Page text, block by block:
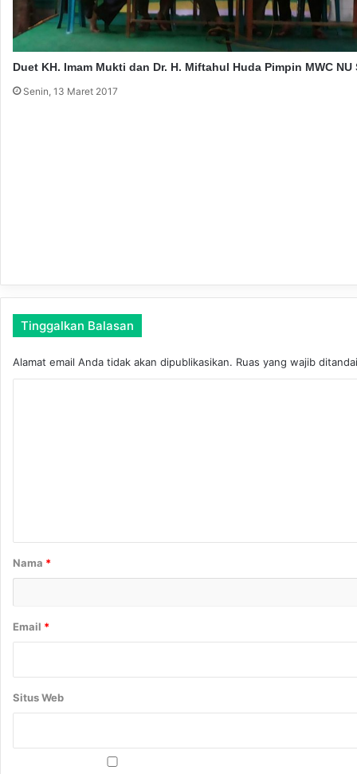
Duet KH. Imam Mukti dan Dr. H. Miftahul Huda Pimpin MWC NU
Senin, 13 Maret 2017
Tinggalkan Balasan
Alamat email Anda tidak akan dipublikasikan. Ruas yang wajib
r
*
Nama *
Email *
Situs Web